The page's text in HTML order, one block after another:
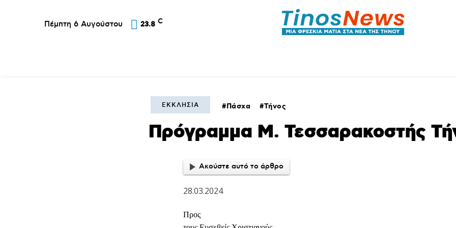
Πέμπτη 6 Αυγούστου 23.8 C
ΕΚΚΛΗΣΊΑ Πάσχα Τήνος
Πρόγραμμα Μ. Τεσσαρακοστής
Ακούστε αυτό το άρθρο
28.03.2024
Προς